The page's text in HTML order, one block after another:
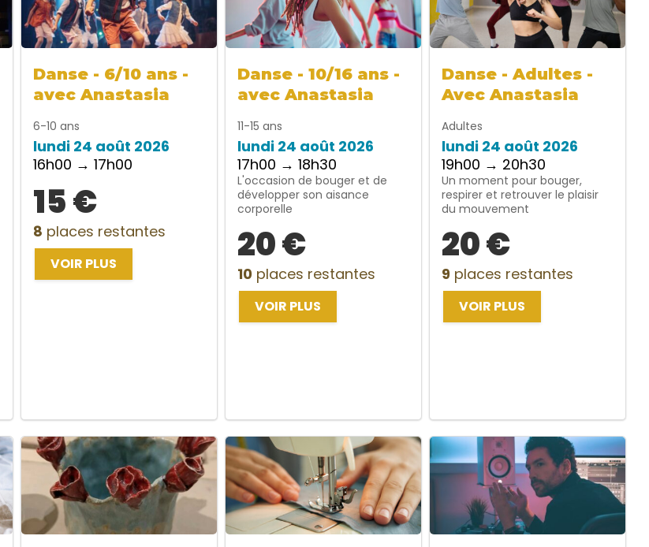
Danse - 6/10 ans -
avec Anastasia
6-10 ans
lundi 24 août 2026
16h00 → 17h00
15 €
8 places restantes
VOIR PLUS
Danse - 10/16 ans -
avec Anastasia
11-15 ans
lundi 24 août 2026
17h00 → 18h30
L'occasion de bouger et de
développer son aisance
corporelle
20 €
10 places restantes
VOIR PLUS
Danse - Adultes -
Avec Anastasia
Adultes
lundi 24 août 2026
19h00 → 20h30
Un moment pour bouger,
respirer et retrouver le plaisir
du mouvement
20 €
9 places restantes
VOIR PLUS